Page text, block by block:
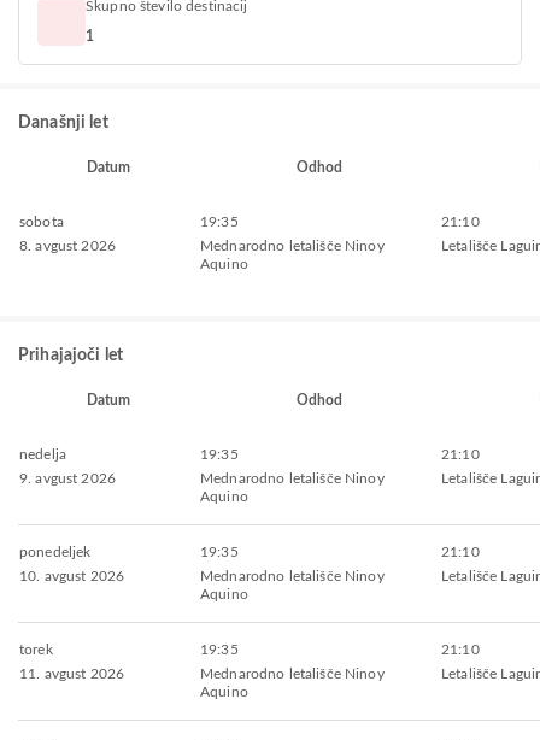
Skupno število destinacij
1
Današnji let
Datum Odhod
sobota
8. avgust 2026
19:35
Mednarodno letališče Ninoy
Aquino
21:10
Letališče
Prihajajoči let
Datum Odhod
nedelja
9. avgust 2026
19:35
Mednarodno letališče Ninoy
Aquino
21:10
Letališče
ponedeljek
10. avgust 2026
19:35
Mednarodno letališče Ninoy
Aquino
21:10
Letališče
torek
11. avgust 2026
19:35
Mednarodno letališče Ninoy
Aquino
21:10
Letališče